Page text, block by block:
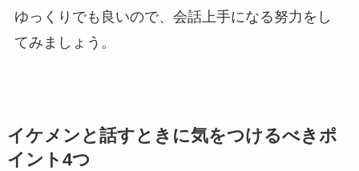
ゆっくりでも良いので、会話上手になる努力をし
てみましょう。
イケメンと話すときに気をつけるべきポ
イント4つ